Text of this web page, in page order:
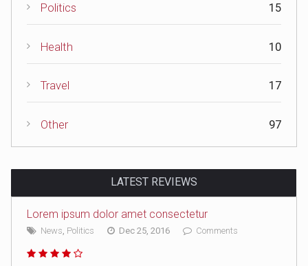
Politics 15
Health 10
Travel 17
Other 97
LATEST REVIEWS
Lorem ipsum dolor amet consectetur
News Politics Dec 25, 2016 Comments